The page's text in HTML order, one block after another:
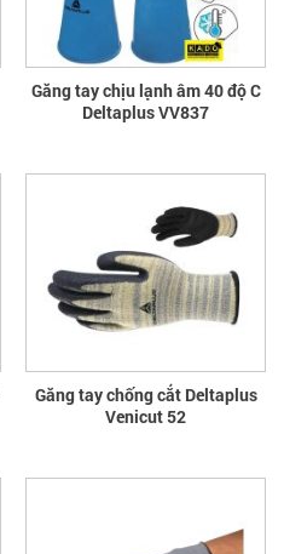
Găng tay chịu lạnh âm 40 độ C
Deltaplus VV837
Găng tay chống cắt Deltaplus
Venicut 52